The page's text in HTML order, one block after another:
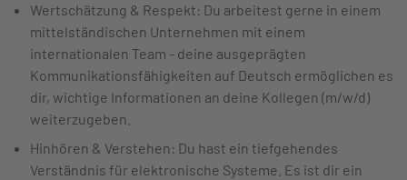
Wertschätzung & Respekt: Du arbeitest gerne in einem
mittelständischen Unternehmen mit einem
internationalen Team - deine ausgeprägten
Kommunikationsfähigkeiten auf Deutsch ermöglichen es
dir, wichtige Informationen an deine Kollegen (m/w/d)
weiterzugeben.
Hinhören & Verstehen: Du hast ein tiefgehendes
Verständnis für elektronische Systeme. Es ist dir ein